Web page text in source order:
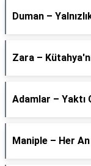
Duman –
Zara –
Adamlar – Yaktı
Maniple – Her